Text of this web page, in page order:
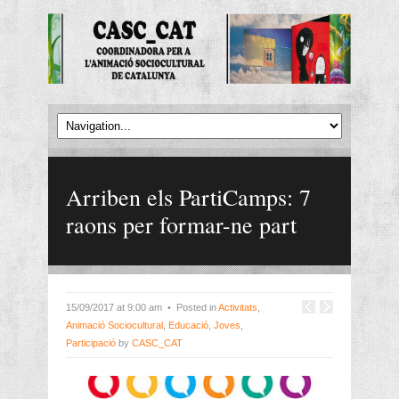
Arriben els PartiCamps: 7
raons per formar-ne part
15/09/2017 at 9:00 am • Posted inActivitats
Animació Sociocultural Educació Joves
Participació by CASC_CAT